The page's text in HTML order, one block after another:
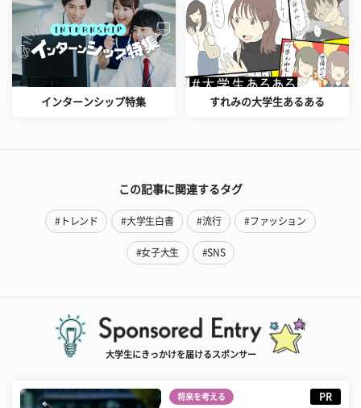
インターンシップ特集 すれみの大学生あるある
この記事に関連するタグ
#トレンド #大学生白書 #流行 #ファッション
#女子大生 #SNS
大学生にきっかけを届けるスポンサー
将来を考える PR